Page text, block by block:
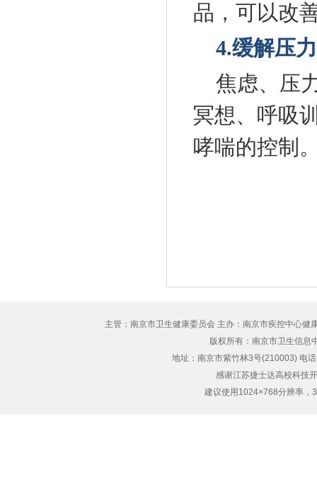
品，可以改
4.缓解压
焦虑、压
冥想、呼吸
哮喘的控制
主管：南京市卫生健康委员会 主办：南京市疾控中心
版权所有：南京市卫生信
地址：南京市紫竹林3号(210003) 电
感谢江苏捷士达高校科技
建议使用1024×768分辨率，